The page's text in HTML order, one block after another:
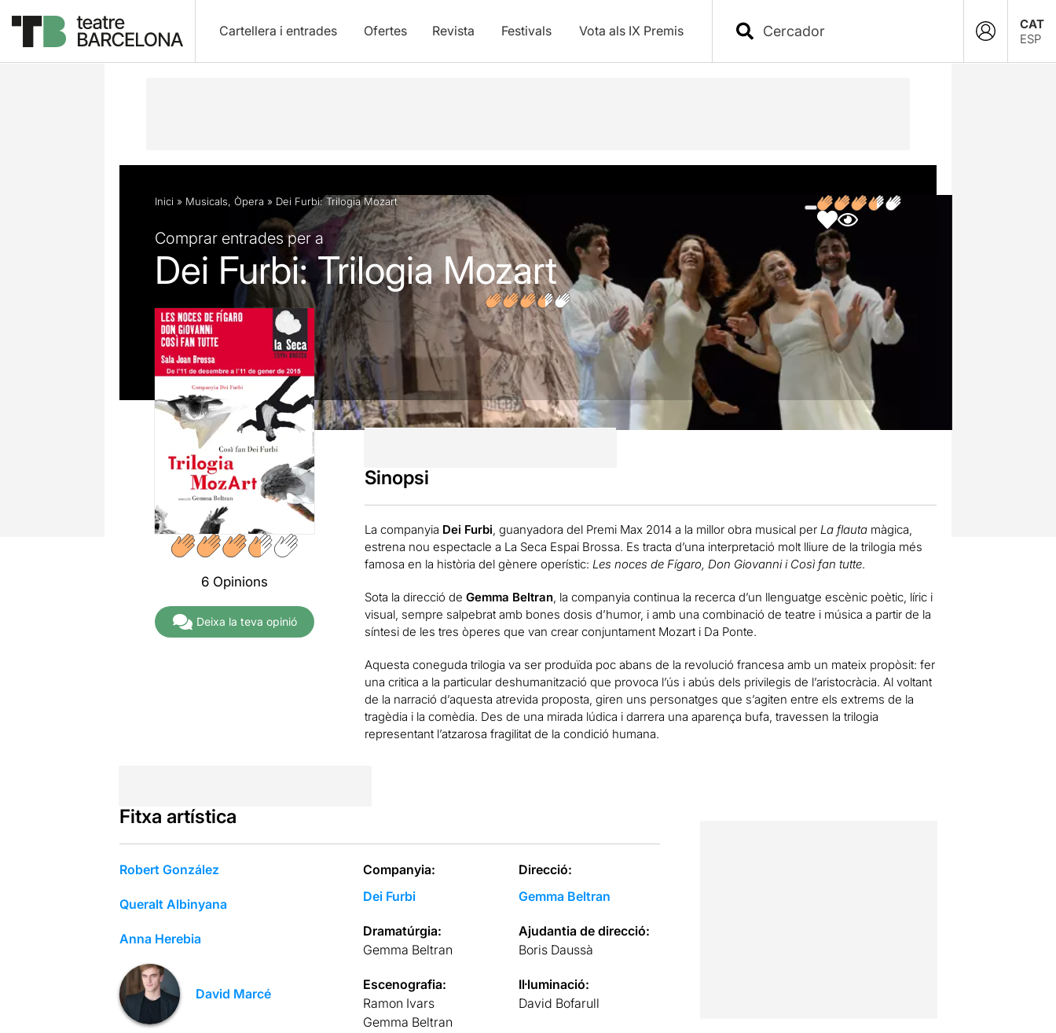
Cartellera i entrades Ofertes Revista Festivals Vota als IX Premis
CAT
ESP
Descripció Fitxa artística Fotos i vídeos Opinions Articles
Inici » Musicals, Òpera » Dei Furbi: Trilogia Mozart
Comprar entrades per a
Dei Furbi: Trilogia Mozart
6 Opinions
Deixa la teva opinió
Sinopsi
La companyia Dei Furbi , guanyadora del Premi Max 2014 a la millor obra musical per La flauta màgica,
estrena nou espectacle a La Seca Espai Brossa. Es tracta d’una interpretació molt lliure de la trilogia més
famosa en la història del gènere operístic: Les noces de Fígaro, Don Giovanni i Così fan tutte.
Sota la direcció de Gemma Beltran, la companyia continua la recerca d’un llenguatge escènic poètic, líric i
visual, sempre salpebrat amb bones dosis d’humor, i amb una combinació de teatre i música a partir de la
síntesi de les tres òperes que van crear conjuntament Mozart i Da Ponte.
Aquesta coneguda trilogia va ser produïda poc abans de la revolució francesa amb un mateix propòsit: fer
una critica a la particular deshumanització que provoca l’ús i abús dels privilegis de l’aristocràcia. Al voltant
de la narració d’aquesta atrevida proposta, giren uns personatges que s’agiten entre els extrems de la
tragèdia i la comèdia. Des de una mirada lúdica i darrera una aparença bufa, travessen la trilogia
representant l’atzarosa fragilitat de la condició humana.
Fitxa artística
Robert González
Qu­eralt Albinyana
Anna Herebia
David Marcé
Companyia:
Dei Furbi
Direcció:
Gemma Beltran
Dramatúrgia:
Gemma Beltran
Ajudantia de direcció:
Boris Daussà
Escenografia:
Ramon Ivars
Gemma Beltran
Il·luminació:
David Bofarull